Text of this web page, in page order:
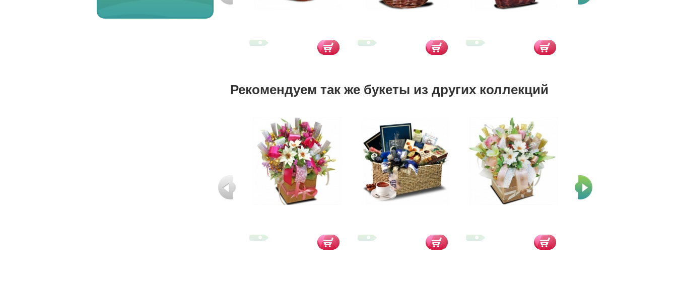
Рекомендуем так же букеты из других коллекций